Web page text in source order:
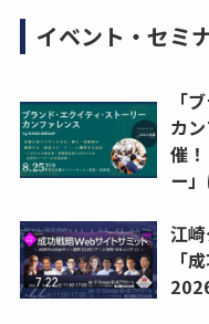
イベント・セミ
「
カ
催
ー
江
「